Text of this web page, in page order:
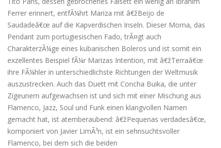
Ferrer erinnert, entfÃ¼hrt Mariza mit â€žBeijo de
Saudadeâ€œ auf die Kapverdischen Inseln. Dieser Morna, das
Pendant zum portugiesischen Fado, trÃ¤gt auch
CharakterzÃ¼ge eines kubanischen Boleros und ist somit ein
exzellentes Beispiel fÃ¼r Marizas Intention, mit â€žTerraâ€œ
ihre FÃ¼hler in unterschiedlichste Richtungen der Weltmusik
auszustrecken. Auch das Duett mit Concha Buika, die unter
Zigeunern aufgewachsen ist und sich mit einer Mischung aus
Flamenco, Jazz, Soul und Funk einen klangvollen Namen
gemacht hat, ist atemberaubend: â€žPequenas verdadesâ€œ,
komponiert von Javier LimÃ³n, ist ein sehnsuchtsvoller
Flamenco, bei dem sich die beiden